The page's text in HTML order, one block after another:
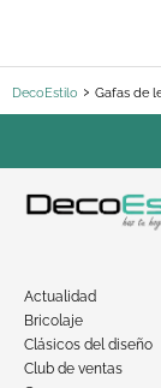
DecoEstilo Gafas de
Actualidad
Bricolaje
Clásicos del diseño
Club de ventas